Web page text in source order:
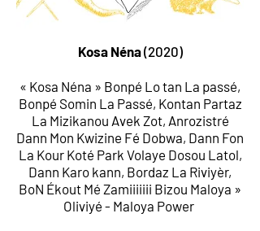
Kosa Néna(2020)
« Kosa Néna » Bonpé Lo tan La passé,
Bonpé Somin La Passé, Kontan Partaz
La Mizikanou Avek Zot, Anrozistré
Dann Mon Kwizine Fé Dobwa, Dann Fon
La Kour Koté Park Volaye Dosou Latol,
Dann Karo kann, Bordaz La Riviyèr,
BoN Ékout Mé Zamiiiiiii Bizou Maloya »
Oliviyé - Maloya Power